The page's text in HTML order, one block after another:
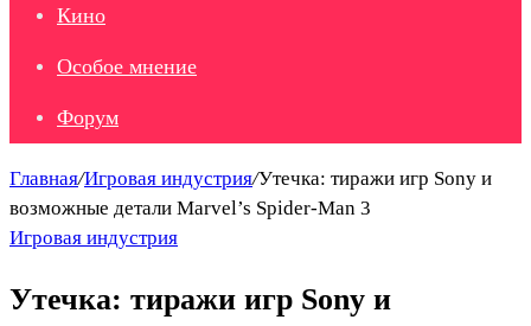
Кино
Особое мнение
Форум
Главная/Игровая индустрия/Утечка: тиражи игр Sony и
возможные детали Marvel’s Spider-Man 3
Игровая индустрия
Утечка: тиражи игр Sony и